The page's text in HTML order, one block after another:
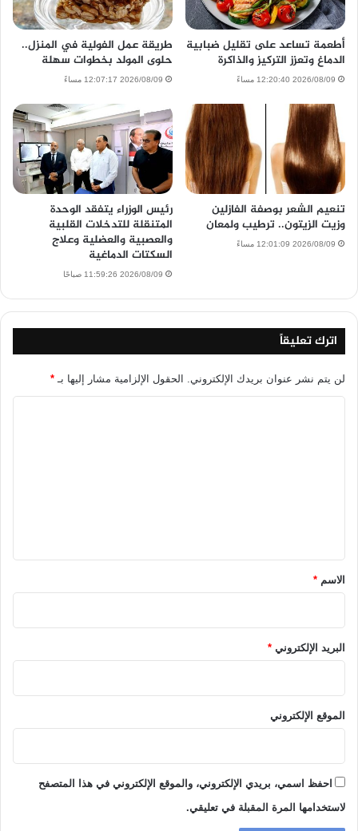
أطعمة تساعد على تقليل ضبابية
الدماغ وتعزز التركيز والذاكرة
2026/08/09 12:20:40 مساءً
طريقة عمل الفولية في المنزل..
حلوى المولد بخطوات سهلة
2026/08/09 12:07:17 مساءً
تنعيم الشعر بوصفة الفازلين
وزيت الزيتون.. ترطيب ولمعان
2026/08/09 12:01:09 مساءً
رئيس الوزراء يتفقد الوحدة
المتنقلة للتدخلات القلبية
والعصبية والعضلية وعلاج
السكتات الدماغية
2026/08/09 11:59:26 صباحًا
اترك تعليقاً
لن يتم نشر عنوان بريدك الإلكتروني. الحقول الإلزامية مشار إليها بـ *
*الاسم *
البريد الإلكتروني *
الموقع الإلكتروني
احفظ اسمي، بريدي الإلكتروني، والموقع الإلكتروني في هذا المتصفح
لاستخدامها المرة المقبلة في تعليقي.